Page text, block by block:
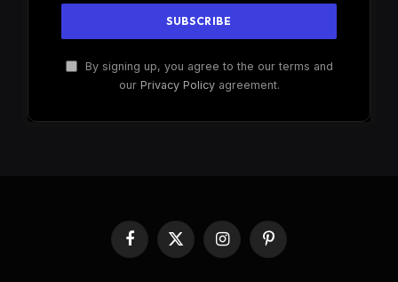
By signing up, you agree to the our terms and
our Privacy Policyagreement.
Facebook
X
(Twitter)
InstagramPinterest